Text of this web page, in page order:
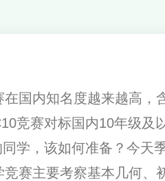
国内知名度越来越高，
竞赛对标国内10年级及
学，该如何准备？今天
赛主要考察基本几何、